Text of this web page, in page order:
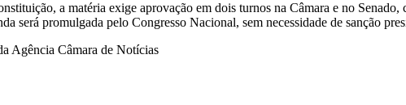
a matéria exige aprovação em dois turnos na Câmara e no
será promulgada pelo Congresso Nacional, sem necessidade de sanção
Agência Câmara de Notícias